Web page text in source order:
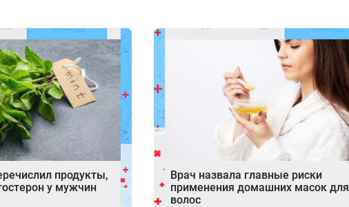
продукты,
у мужчин
Врач назвала главные риски
применения домашних масок для
волос